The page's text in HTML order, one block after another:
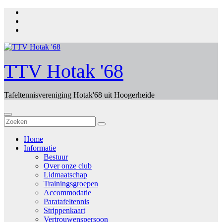
naar
TTV Hotak '68
Tafeltennisvereniging Hotak'68 uit Hoogerheide
Home
Informatie
Bestuur
Over onze club
Lidmaatschap
Trainingsgroepen
Accommodatie
Paratafeltennis
Strippenkaart
Vertrouwenspersoon